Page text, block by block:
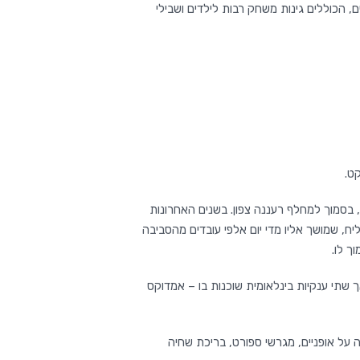
קרקע. במרחביה שטחים ירוקים, הכוללים גינות משחק רבות לילדים ושבילי
למחלף רעננה צפון. בשנים האחרונות
שמושך אליו מדי יום אלפי עובדים מהסביבה
לו.
ענקיות בינלאומית שוכנות בו – אמדוקס
על אופניים, מגרשי ספורט, בריכת שחיה